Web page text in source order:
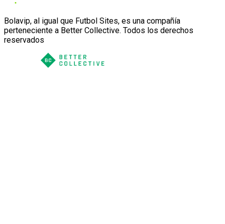
Bolavip, al igual que Futbol Sites, es una compañía
perteneciente a Better Collective. Todos los derechos
reservados